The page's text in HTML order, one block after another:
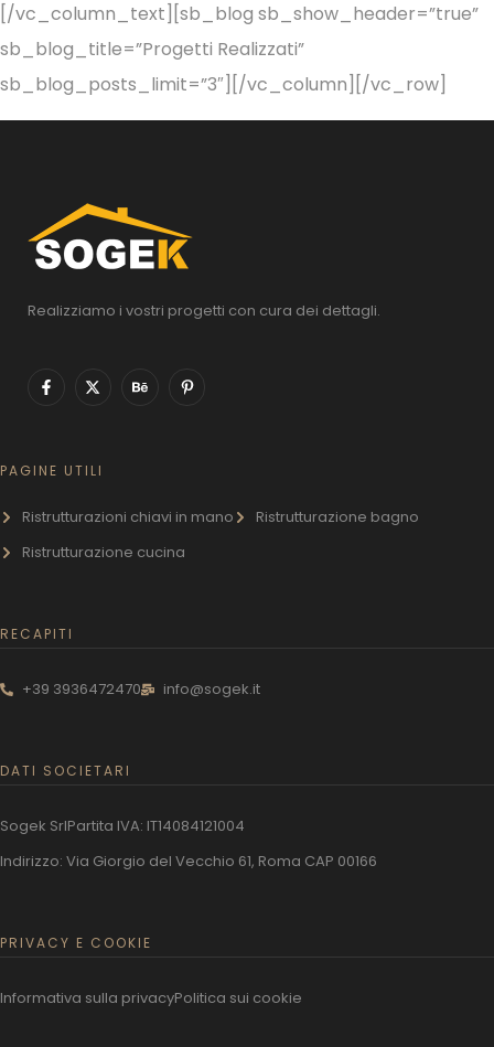
[/vc_column_text][sb_blog sb_show_header=”true”
sb_blog_title=”Progetti Realizzati”
sb_blog_posts_limit=”3″][/vc_column][/vc_row]
Realizziamo i vostri progetti con cura dei dettagli.
PAGINE UTILI
Ristrutturazioni chiavi in mano
Ristrutturazione bagno
Ristrutturazione cucina
RECAPITI
+39 3936472470 info@sogek.it
DATI SOCIETARI
Sogek SrlPartita IVA: IT14084121004
Indirizzo: Via Giorgio del Vecchio 61, Roma CAP 00166
PRIVACY E COOKIE
Informativa sulla privacyPolitica sui cookie